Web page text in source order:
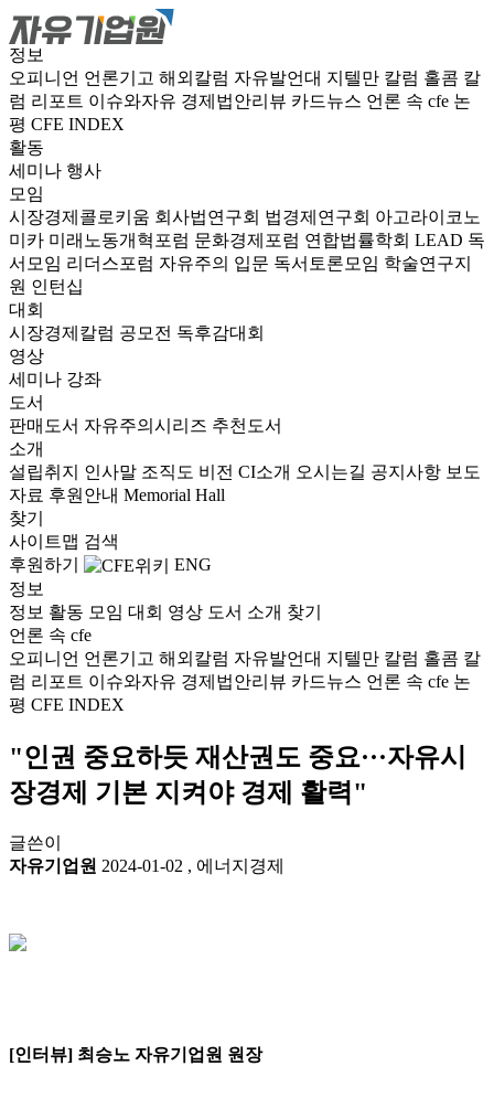
정보
오피니언 언론기고 해외칼럼 자유발언대 지텔만 칼럼 홀콤 칼
럼 리포트 이슈와자유 경제법안리뷰 카드뉴스 언론 속 cfe 논
평 CFE INDEX
활동
세미나 행사
모임
시장경제콜로키움 회사법연구회 법경제연구회 아고라이코노
미카 미래노동개혁포럼 문화경제포럼 연합법률학회 LEAD 독
서모임 리더스포럼 자유주의 입문 독서토론모임 학술연구지
원 인턴십
대회
시장경제칼럼 공모전 독후감대회
영상
세미나 강좌
도서
판매도서 자유주의시리즈 추천도서
소개
설립취지 인사말 조직도 비전 CI소개 오시는길 공지사항 보도
자료 후원안내 Memorial Hall
찾기
사이트맵 검색
후원하기
ENG
정보
정보 활동 모임 대회 영상 도서 소개 찾기
언론 속 cfe
오피니언 언론기고 해외칼럼 자유발언대 지텔만 칼럼 홀콤 칼
럼 리포트 이슈와자유 경제법안리뷰 카드뉴스 언론 속 cfe 논
평 CFE INDEX
"인권 중요하듯 재산권도 중요···자유시
장경제 기본 지켜야 경제 활력"
글쓴이
자유기업원 2024-01-02 , 에너지경제
[인터뷰] 최승노 자유기업원 원장